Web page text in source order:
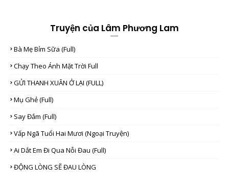
Truyện của Lâm Phương Lam
Bà Mẹ Bỉm Sữa (full)
Chạy Theo Ánh Mặt Trời Full
GỬI THANH XUÂN Ở LẠI (FULL)
Mụ Ghẻ (full)
Say Đắm (full)
Vấp Ngã Tuổi Hai Mươi (Ngoại Truyện)
Ai Dắt Em Đi Qua Nỗi Đau (full)
ĐỘNG LÒNG SẼ ĐAU LÒNG